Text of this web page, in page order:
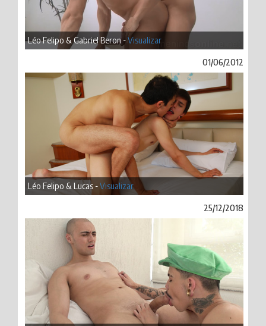
Léo Felipo & Gabriel Beron -Visualizar
01/06/2012
Léo Felipo & Lucas -Visualizar
25/12/2018